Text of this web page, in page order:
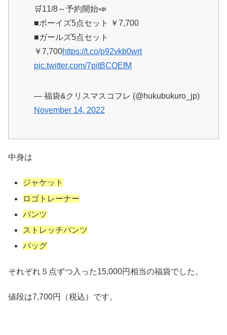
🛒11/8～予約開始📣
■ボーイズ5点セット ￥7,700
■ガールズ5点セット
￥7,700https://t.co/p92vkb0wrt
pic.twitter.com/7pitBCOEfM
— 福袋&クリスマスコフレ (@hukubukuro_jp)
November 14, 2022
中身は
ジャケット
ロゴトレーナー
パンツ
ストレッチパンツ
バッグ
それぞれ５点ずつ入った15,000円相当の福袋でした。
値段は7,700円（税込）です。